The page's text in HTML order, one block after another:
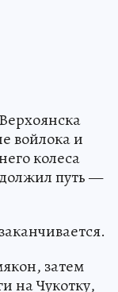
войлока и
колеса
путь —
затем
на Чукотку,